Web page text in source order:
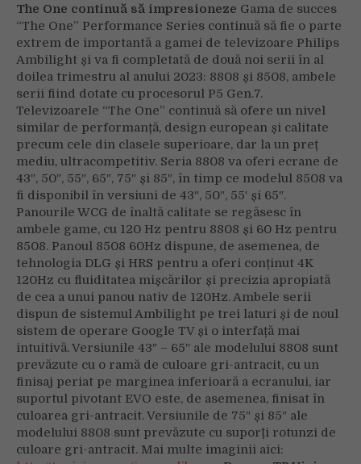
The One continuă să impresioneze Gama de succes
“The One” Performance Series continuă să fie o parte
extrem de importantă a gamei de televizoare Philips
Ambilight și va fi completată de două noi serii în al
doilea trimestru al anului 2023: 8808 și 8508, ambele
serii fiind dotate cu procesorul P5 Gen.7.
Televizoarele “The One” continuă să ofere un nivel
similar de performanță, design european și calitate
precum cele din clasele superioare, dar la un preț
mediu, ultracompetitiv. Seria 8808 va oferi ecrane de
43″, 50″, 55″, 65″, 75″ și 85″, în timp ce modelul 8508 va
fi disponibil în versiuni de 43″, 50″, 55′ și 65″.
Panourile WCG de înaltă calitate se regăsesc în
ambele game, cu 120 Hz pentru 8808 și 60 Hz pentru
8508. Panoul 8508 60Hz dispune, de asemenea, de
tehnologia DLG și HRS pentru a oferi conținut 4K
120Hz cu fluiditatea mișcărilor și precizia apropiată
de cea a unui panou nativ de 120Hz. Ambele serii
dispun de sistemul Ambilight pe trei laturi și de noul
sistem de operare Google TV și o interfață mai
intuitivă. Versiunile 43″ – 65″ ale modelului 8808 sunt
prevăzute cu o ramă de culoare gri-antracit, cu un
finisaj periat pe marginea inferioară a ecranului, iar
suportul pivotant EVO este, de asemenea, finisat în
culoarea gri-antracit. Versiunile de 75″ și 85″ ale
modelului 8808 sunt prevăzute cu suporţi rotunzi de
culoare gri-antracit. Mai multe imaginii aici: